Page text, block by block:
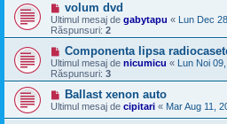
volum dvd
Ultimul mesaj de gabytapu « Lun Dec
Răspunsuri: 2
Componenta lipsa
Ultimul mesaj de nicumicu « Lun Noi
Răspunsuri: 3
Ballast xenon auto
Ultimul mesaj de cipitari « Mar Aug 11,